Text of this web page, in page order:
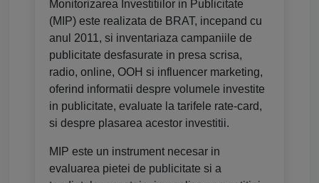
Monitorizarea Investitiilor in Publicitate
(MIP) este realizata de BRAT, incepand cu
anul 2011, si inventariaza campaniile de
publicitate desfasurate in presa scrisa,
radio, online, OOH si influencer marketing,
oferind informatii despre volumele investite
in publicitate, evaluate la tarifele rate-card,
si despre plasarea acestor investitii.
MIP este un instrument necesar in
evaluarea pietei de publicitate si a